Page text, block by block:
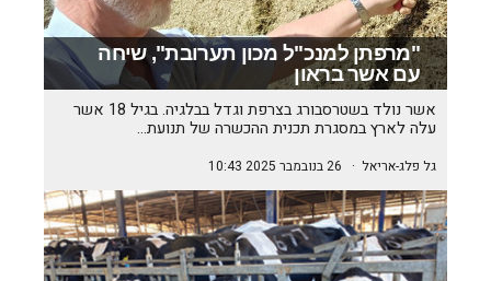
"מרפתן למנכ"ל מכון תערובת", שיחה
עם אשר בראון
אשר נולד בשטרסבורג בצרפת וגדל בבלגיה. בגיל 18 אשר
עלה לארץ במסגרת תכנית ההכשרה של תנועת…
גל פלג-אריאל · 26 בנובמבר 2025 10:43